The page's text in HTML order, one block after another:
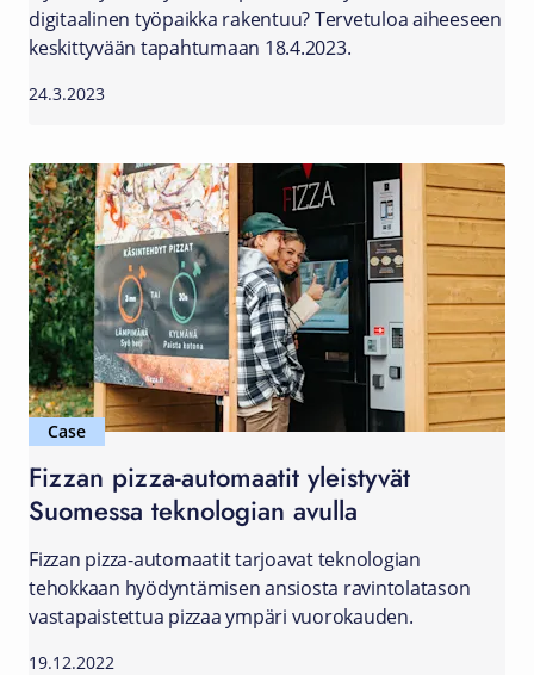
digitaalinen työpaikka rakentuu? Tervetuloa aiheeseen
keskittyvään tapahtumaan 18.4.2023.
24.3.2023
Case
Fizzan pizza-automaatit yleistyvät
Suomessa teknologian avulla
Fizzan pizza-automaatit tarjoavat teknologian
tehokkaan hyödyntämisen ansiosta ravintolatason
vastapaistettua pizzaa ympäri vuorokauden.
19.12.2022